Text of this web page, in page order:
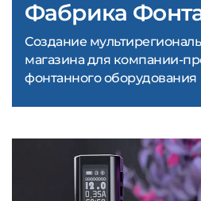
Фабрика
Создание
магазина для компании-
фонтанного оборудования